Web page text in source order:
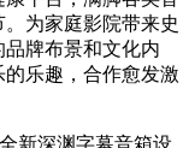
为家庭影院带来史
牌布景和文化内
乐趣，合作愈发激
新深渊字幕音箱设